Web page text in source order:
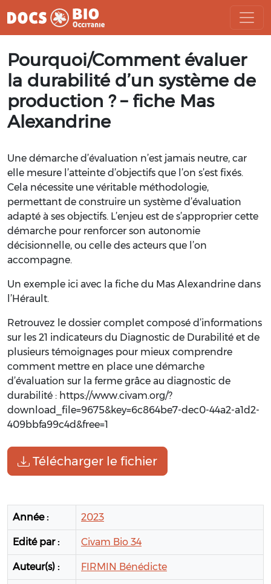
au
contenu
Pourquoi/Comment évaluer
la durabilité d’un système de
production ? – fiche Mas
Alexandrine
Une démarche d’évaluation n’est jamais neutre, car
elle mesure l’atteinte d’objectifs que l’on s’est fixés.
Cela nécessite une véritable méthodologie,
permettant de construire un système d’évaluation
adapté à ses objectifs. L’enjeu est de s’approprier cette
démarche pour renforcer son autonomie
décisionnelle, ou celle des acteurs que l’on
accompagne.
Un exemple ici avec la fiche du Mas Alexandrine dans
l’Hérault.
Retrouvez le dossier complet composé d’informations
sur les 21 indicateurs du Diagnostic de Durabilité et de
plusieurs témoignages pour mieux comprendre
comment mettre en place une démarche
d’évaluation sur la ferme grâce au diagnostic de
durabilité : https://www.civam.org/?
download_file=9675&key=6c864be7-dec0-44a2-a1d2-
409bbfa99c4d&free=1
Télécharger le fichier
Année : 2023
Edité par : Civam Bio 34
Auteur(s) : FIRMIN Bénédicte